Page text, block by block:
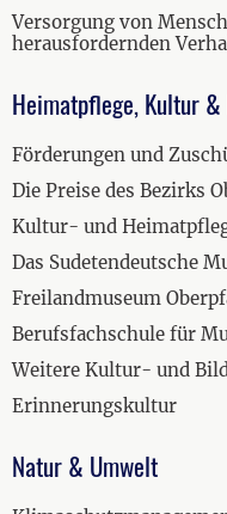
Versorgung von
herausfordernden
Heimatpflege, Kultur
Förderungen und
Die Preise des Bezirks
Kultur- und
Das Sudetendeutsche
Freilandmuseum
Berufsfachschule für
Weitere Kultur- und
Erinnerungskultur
Natur & Umwelt